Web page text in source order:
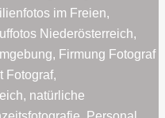
im Freien,
Niederösterreich,
Firmung Fotograf
Fotograf,
natürliche